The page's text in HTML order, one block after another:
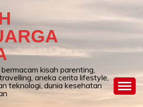
kisah parenting,
aneka cerita lifestyle,
teknologi, dunia kesehatan